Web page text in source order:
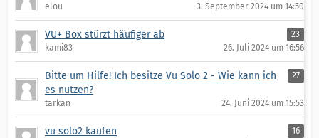
elou
3. September 2024 um 14:50
VU+ Box stürzt häufiger ab
23
kami83
26. Juli 2024 um 16:56
Bitte um Hilfe! Ich besitze Vu Solo 2 - Wie kann ich
es nutzen?
27
tarkan 24. Juni 2024 um 15:53
vu solo2 kaufen
16